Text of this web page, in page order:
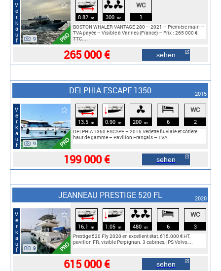
Verkauf PRO
9
⟷
8.82 m 300 cv
WC
1
BOSTON WHALER VANTAGE 280 – 2021 – Première main –
TVA payée – Visible à Vannes (France) – Prix : 265 000 €
TTC....
265 000 € sehen
Verkauf PRO
9
DELPHIA ESCAPE 1350 2015
⟷
13.5 m
🠓
0.90 m 200 cv 6
WC
2
DELPHIA 1350 ESCAPE – 2015 Vedette fluviale et côtière
haut de gamme – Pavillon Français – TVA...
199 000 € sehen
Verkauf PRO
9
JEANNEAU PRESTIGE 520 FL 2020
⟷
16.1 m
🠓
1.05 m 480 cv 6
WC
3
Prestige 520 Fly 2020 en excellent état, 615.000 € HT,
pavillon FR, visible Perpignan. 3 cabines, IPS Volvo,...
615 000 € sehen